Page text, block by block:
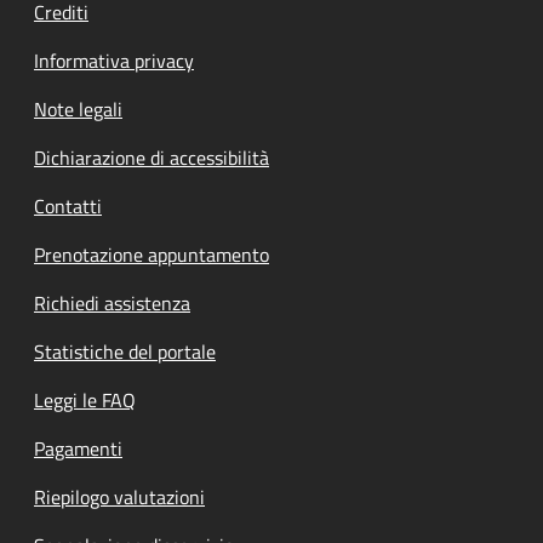
Crediti
Informativa privacy
Note legali
Dichiarazione di accessibilità
Contatti
Prenotazione appuntamento
Richiedi assistenza
Statistiche del portale
Leggi le FAQ
Pagamenti
Riepilogo valutazioni